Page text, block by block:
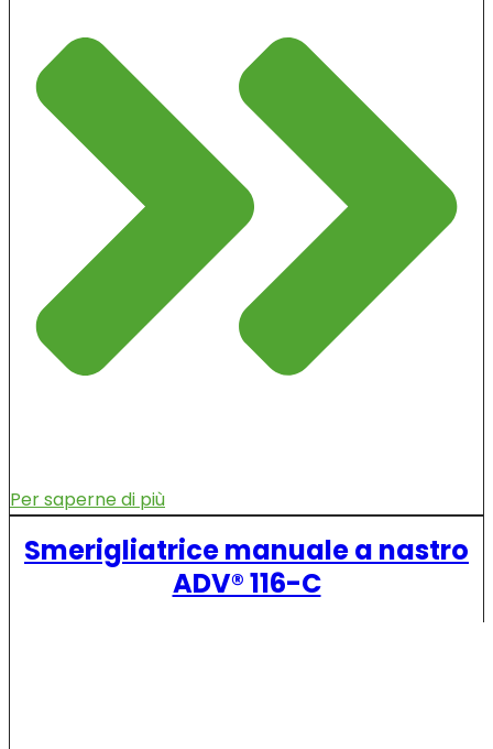
Per saperne di più
Smerigliatrice manuale a nastro
ADV® 116-C